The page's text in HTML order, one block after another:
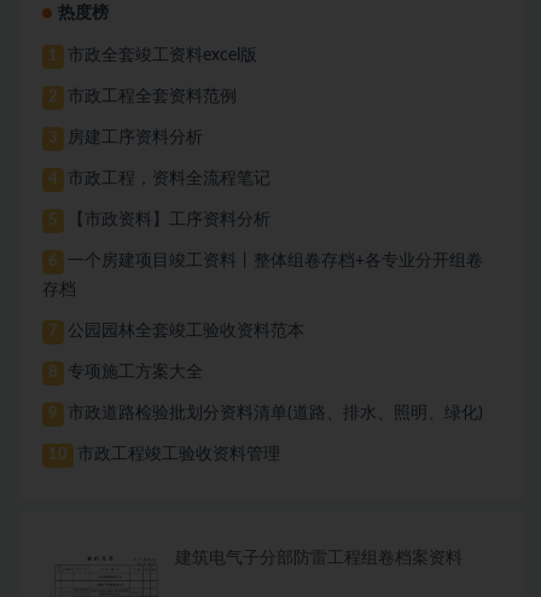
热度榜
1 市政全套竣工资料excel版
2 市政工程全套资料范例
3 房建工序资料分析
4 市政工程，资料全流程笔记
5 【市政资料】工序资料分析
6
一个房建项目竣工资料丨整体组卷存档+各专业分开组卷
存档
7 公园园林全套竣工验收资料范本
8 专项施工方案大全
9 市政道路检验批划分资料清单(道路、排水、照明、绿化)
10 市政工程竣工验收资料管理
建筑电气子分部防雷工程组卷档案资料